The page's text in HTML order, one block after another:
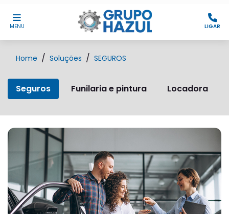
MENU LIGAR
Home Soluções SEGUROS
Funilaria e pintura Locadora
Seguros